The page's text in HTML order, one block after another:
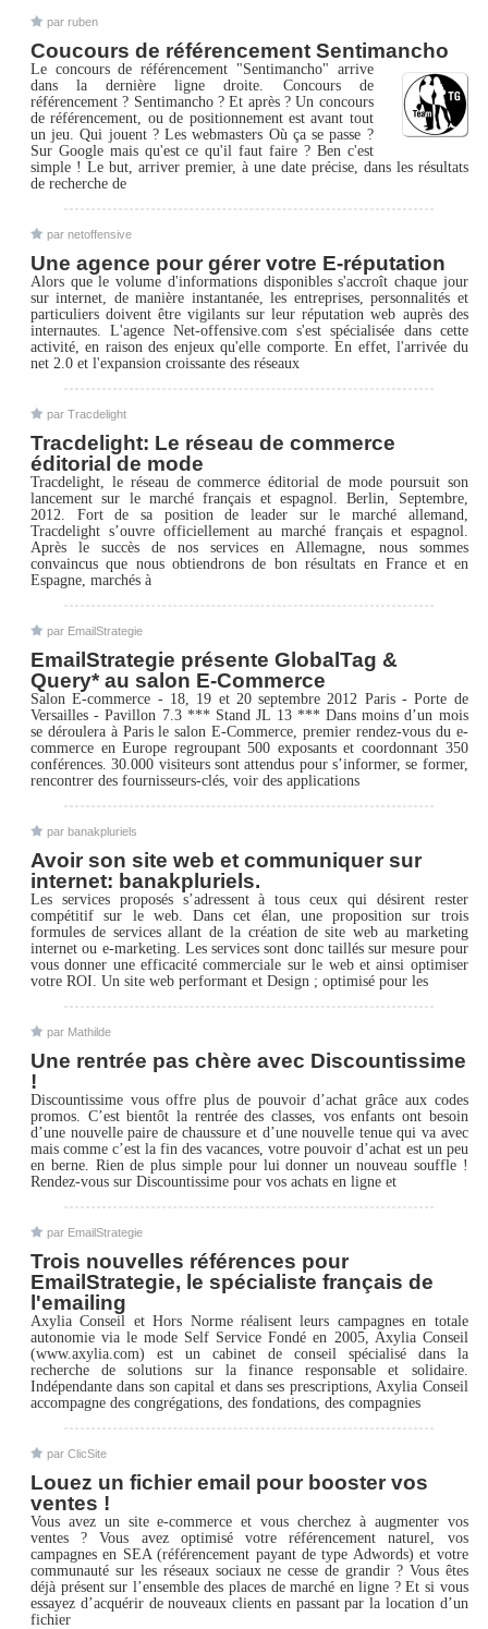
par ruben
Coucours de référencement Sentimancho
Le concours de référencement "Sentimancho" arrive
dans la dernière ligne droite. Concours de
référencement ? Sentimancho ? Et après ? Un concours
de référencement, ou de positionnement est avant tout
un jeu. Qui jouent ? Les webmasters Où ça se passe ?
Sur Google mais qu'est ce qu'il faut faire ? Ben c'est
simple ! Le but, arriver premier, à une date précise, dans les résultats
de recherche de
par netoffensive
Une agence pour gérer votre E-réputation
Alors que le volume d'informations disponibles s'accroît chaque jour
sur internet, de manière instantanée, les entreprises, personnalités et
particuliers doivent être vigilants sur leur réputation web auprès des
internautes. L'agence Net-offensive.com s'est spécialisée dans cette
activité, en raison des enjeux qu'elle comporte. En effet, l'arrivée du
net 2.0 et l'expansion croissante des réseaux
par Tracdelight
Tracdelight: Le réseau de commerce
éditorial de mode
Tracdelight, le réseau de commerce éditorial de mode poursuit son
lancement sur le marché français et espagnol. Berlin, Septembre,
2012. Fort de sa position de leader sur le marché allemand,
Tracdelight s’ouvre officiellement au marché français et espagnol.
Après le succès de nos services en Allemagne, nous sommes
convaincus que nous obtiendrons de bon résultats en France et en
Espagne, marchés à
par EmailStrategie
EmailStrategie présente GlobalTag &
Query* au salon E-Commerce
Salon E-commerce - 18, 19 et 20 septembre 2012 Paris - Porte de
Versailles - Pavillon 7.3 *** Stand JL 13 *** Dans moins d’un mois
se déroulera à Paris le salon E-Commerce, premier rendez-vous du e-
commerce en Europe regroupant 500 exposants et coordonnant 350
conférences. 30.000 visiteurs sont attendus pour s’informer, se former,
rencontrer des fournisseurs-clés, voir des applications
par banakpluriels
Avoir son site web et communiquer sur
internet: banakpluriels.
Les services proposés s’adressent à tous ceux qui désirent rester
compétitif sur le web. Dans cet élan, une proposition sur trois
formules de services allant de la création de site web au marketing
internet ou e-marketing. Les services sont donc taillés sur mesure pour
vous donner une efficacité commerciale sur le web et ainsi optimiser
votre ROI. Un site web performant et Design ; optimisé pour les
par Mathilde
Une rentrée pas chère avec Discountissime
!
Discountissime vous offre plus de pouvoir d’achat grâce aux codes
promos. C’est bientôt la rentrée des classes, vos enfants ont besoin
d’une nouvelle paire de chaussure et d’une nouvelle tenue qui va avec
mais comme c’est la fin des vacances, votre pouvoir d’achat est un peu
en berne. Rien de plus simple pour lui donner un nouveau souffle !
Rendez-vous sur Discountissime pour vos achats en ligne et
par EmailStrategie
Trois nouvelles références pour
EmailStrategie, le spécialiste français de
l'emailing
Axylia Conseil et Hors Norme réalisent leurs campagnes en totale
autonomie via le mode Self Service Fondé en 2005, Axylia Conseil
(www.axylia.com) est un cabinet de conseil spécialisé dans la
recherche de solutions sur la finance responsable et solidaire.
Indépendante dans son capital et dans ses prescriptions, Axylia Conseil
accompagne des congrégations, des fondations, des compagnies
par ClicSite
Louez un fichier email pour booster vos
ventes !
Vous avez un site e-commerce et vous cherchez à augmenter vos
ventes ? Vous avez optimisé votre référencement naturel, vos
campagnes en SEA (référencement payant de type Adwords) et votre
communauté sur les réseaux sociaux ne cesse de grandir ? Vous êtes
déjà présent sur l’ensemble des places de marché en ligne ? Et si vous
essayez d’acquérir de nouveaux clients en passant par la location d’un
fichier